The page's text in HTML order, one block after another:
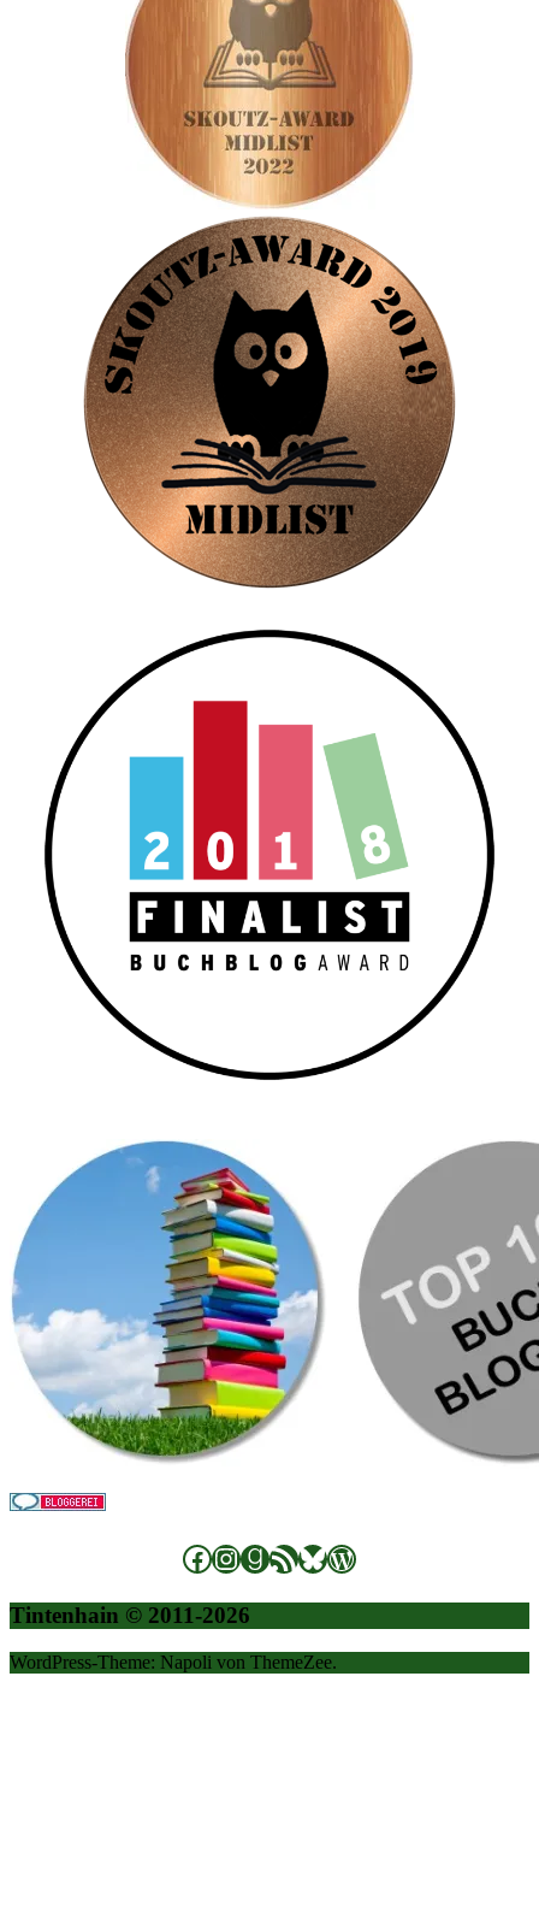
Facebook
Instagram
Goodreads
RSS-FeedBluesky
WordPress
Tintenhain © 2011-2026
WordPress-Theme: Napoli von ThemeZee.